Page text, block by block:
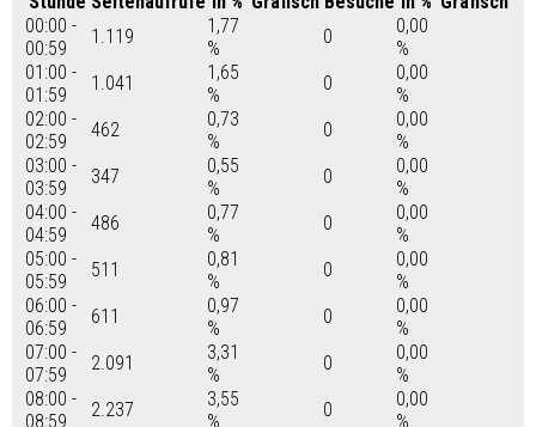
00:00 -
00:59
1.119
1,77
%
0
0,00
%
01:00 -
01:59
1.041
1,65
%
0
0,00
%
02:00 -
02:59
462
0,73
%
0
0,00
%
03:00 -
03:59
347
0,55
%
0
0,00
%
04:00 -
04:59
486
0,77
%
0
0,00
%
05:00 -
05:59
511
0,81
%
0
0,00
%
06:00 -
06:59
611
0,97
%
0
0,00
%
07:00 -
07:59
2.091
3,31
%
0
0,00
%
08:00 -
08:59
2.237
3,55
%
0
0,00
%